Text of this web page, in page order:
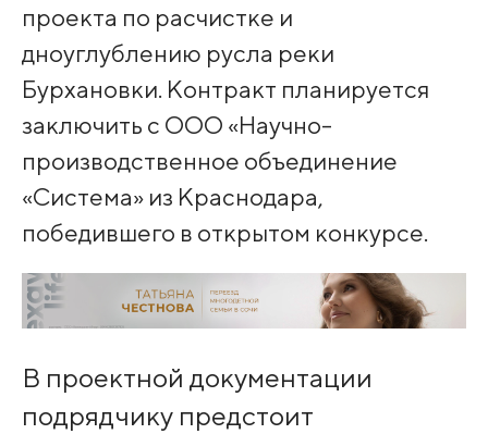
проекта по расчистке и
дноуглублению русла реки
Бурхановки. Контракт планируется
заключить с ООО «Научно-
производственное объединение
«Система» из Краснодара,
победившего в открытом конкурсе.
В проектной документации
подрядчику предстоит